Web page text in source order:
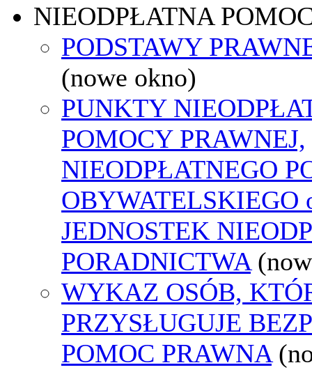
NIEODPŁATNA
PODSTAWY
(nowe okno)
PUNKTY
POMOCY PRAWNEJ,
NIEODPŁATNEGO
OBYWATELSKIEGO
JEDNOSTEK
PORADNICTWA
WYKAZ OSÓB,
PRZYSŁUGUJE
POMOC PRAWNA